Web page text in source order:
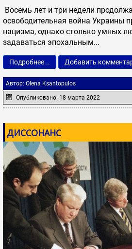
Восемь лет и три недели
освободительная война Украины
нацизма, однако столько умных
задаваться эпохальным...
Подробнее... Добавить
Автор: Olena Ksantopulos
Опубликовано: 18 марта 2022
ДИССОНАНС